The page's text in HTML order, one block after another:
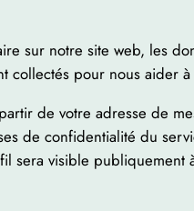
sur notre site web, les
collectés pour nous aider
de votre adresse de
de confidentialité du
sera visible publiquement